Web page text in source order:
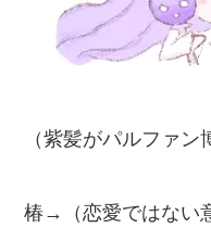
（紫髪がパルファン
椿→（恋愛ではない